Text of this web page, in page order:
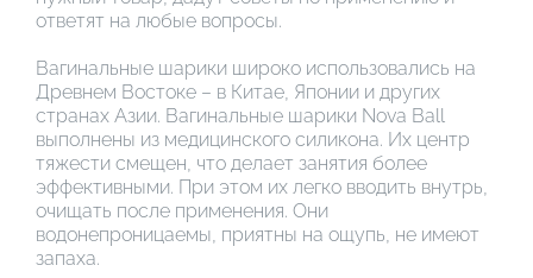
ответят на любые вопросы.
Вагинальные шарики широко использовались на
Древнем Востоке – в Китае, Японии и других
странах Азии. Вагинальные шарики Nova Ball
выполнены из медицинского силикона. Их центр
тяжести смещен, что делает занятия более
эффективными. При этом их легко вводить внутрь,
очищать после применения. Они
водонепроницаемы, приятны на ощупь, не имеют
запаха.